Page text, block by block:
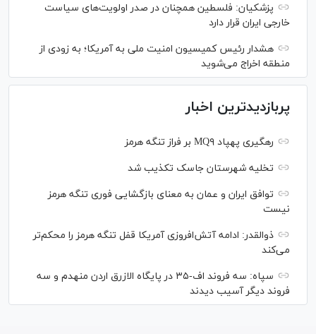
پزشکیان: فلسطین همچنان در صدر اولویت‌های سیاست
خارجی ایران قرار دارد
هشدار رئیس کمیسیون امنیت ملی به آمریکا؛ به زودی از
منطقه اخراج می‌شوید
پربازدیدترین اخبار
رهگیری پهپاد MQ۹ بر فراز تنگه هرمز
تخلیه شهرستان جاسک تکذیب شد
توافق ایران و عمان به معنای بازگشایی فوری تنگه هرمز
نیست
ذوالقدر: ادامه آتش‌افروزی آمریکا قفل تنگه هرمز را محکم‌تر
می‌کند
سپاه: سه فروند اف-۳۵ در پایگاه الازرق اردن منهدم و سه
فروند دیگر آسیب دیدند